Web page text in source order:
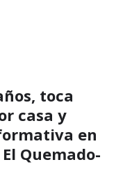
toca
casa y
en
Quemado-